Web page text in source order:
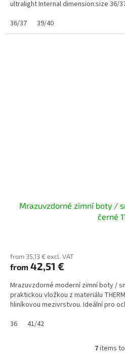
ultralight Internal dimension:size 36/
36/37
39/40
Mrazuvzdorné zimní boty /
černé
from 35,13 € excl. VAT
from 42,51 €
Mrazuvzdorné moderní zimní boty /
praktickou vložkou z materiálu
hliníkovou mezivrstvou. Ideální pro
36
41/42
L
7items